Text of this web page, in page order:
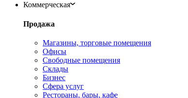
Коммерческая
Продажа
Магазины, торговые помещения
Офисы
Свободные помещения
Склады
Бизнес
Сфера услуг
Рестораны, бары, кафе